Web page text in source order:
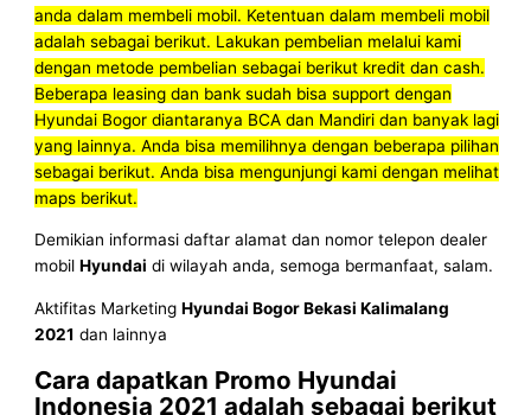
anda dalam membeli mobil. Ketentuan dalam membeli mobil
adalah sebagai berikut. Lakukan pembelian melalui kami
dengan metode pembelian sebagai berikut kredit dan cash.
Beberapa leasing dan bank sudah bisa support dengan
Hyundai Bogor diantaranya BCA dan Mandiri dan banyak lagi
yang lainnya. Anda bisa memilihnya dengan beberapa pilihan
sebagai berikut. Anda bisa mengunjungi kami dengan melihat
maps berikut.
Demikian informasi daftar alamat dan nomor telepon dealer
mobilHyundai di wilayah anda, semoga bermanfaat, salam.
Aktifitas MarketingHyundai Bogor Bekasi Kalimalang
2021 dan lainnya
Cara dapatkan Promo Hyundai
Indonesia 2021 adalah sebagai berikut